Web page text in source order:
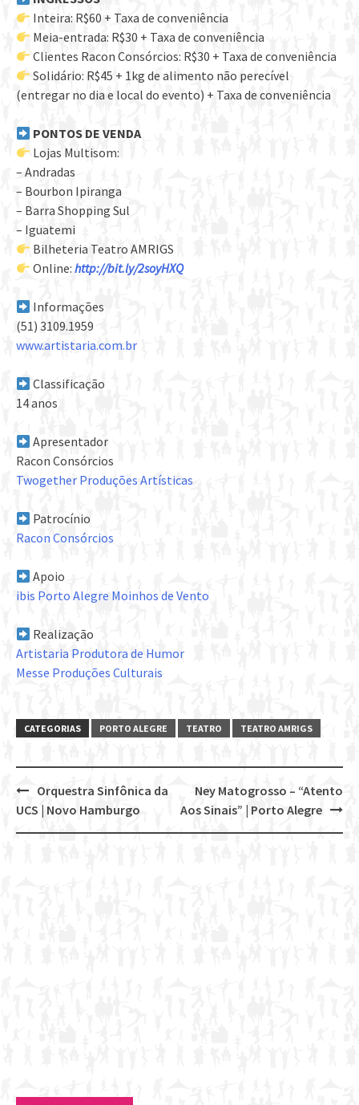
Inteira: R$60 + Taxa de conveniência
Meia-entrada: R$30 + Taxa de conveniência
Clientes Racon Consórcios: R$30 + Taxa de conveniência
Solidário: R$45 + 1kg de alimento não perecível
(entregar no dia e local do evento) + Taxa de conveniência
PONTOS DE VENDA
Lojas Multisom:
– Andradas
– Bourbon Ipiranga
– Barra Shopping Sul
– Iguatemi
Bilheteria Teatro AMRIGS
Online:http://bit.ly/2soyHXQ
Informações
(51) 3109.1959
www.artistaria.com.br
Classificação
14 anos
Apresentador
Racon Consórcios
Twogether Produções Artísticas
Patrocínio
Racon Consórcios
Apoio
ibis Porto Alegre Moinhos de Vento
Realização
Artistaria Produtora de Humor
Messe Produções Culturais
CATEGORIAS PORTO ALEGRE TEATRO TEATRO AMRIGS
Post
navigation
Ney Matogrosso – “Atento
Aos Sinais” | Porto Alegre
Orquestra Sinfônica da
UCS | Novo Hamburgo